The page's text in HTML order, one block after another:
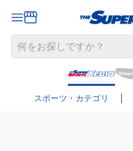
スポーツ・カテゴリ